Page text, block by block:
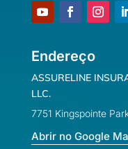
Endereço
ASSURELINE
LLC.
7751 Kingspointe
Abrir no Google